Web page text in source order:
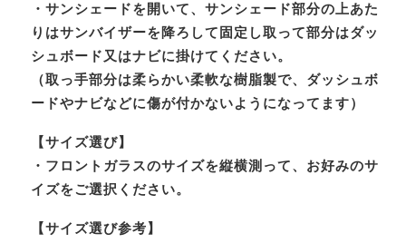
・サンシェードを開いて、サンシェード部分の上あた
りはサンバイザーを降ろして固定し取って部分はダッ
シュボード又はナビに掛けてください。
（取っ手部分は柔らかい柔軟な樹脂製で、ダッシュボ
ードやナビなどに傷が付かないようになってます）
【サイズ選び】
・フロントガラスのサイズを縦横測って、お好みのサ
イズをご選択ください。
【サイズ選び参考】